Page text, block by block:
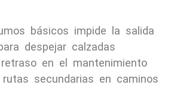
básicos impide la salida
despejar calzadas
en el mantenimiento
secundarias en caminos